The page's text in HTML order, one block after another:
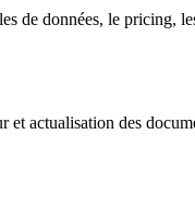
de données, le pricing,
et actualisation des